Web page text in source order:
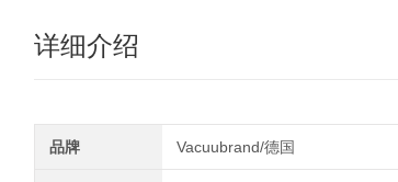
详细介绍
品牌 Vacuubrand/德国